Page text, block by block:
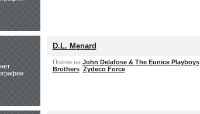
нет
D.L. Menard
Похож на John Delafose & The Eunice Playboys
Brothers Zydeco Force